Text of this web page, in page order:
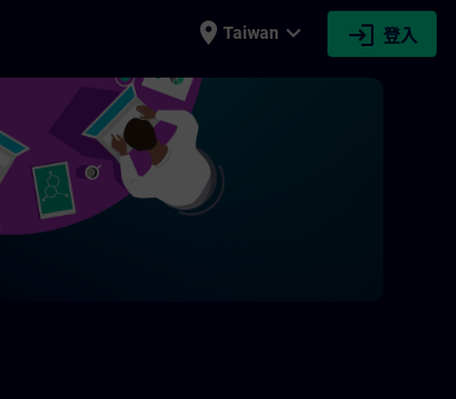
place Taiwan expand_more login 登入